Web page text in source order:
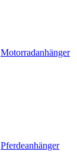
Motorradanhänger
Pferdeanhänger